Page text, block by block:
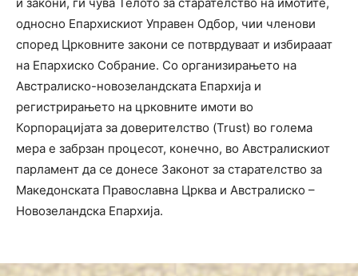
односно Епархискиот Управен Одбор, чии членови
според Црковните закони се потврдуваат и избирааат
на Епархиско Собрание. Со организирањето на
Австралиско-новозеландската Епархија и
регистрирањето на црковните имоти во
Корпорацијата за доверителство (Trust) во голема
мера е забрзан процесот, конечно, во Австралискиот
парламент да се донесе Законот за старателство за
Македонската Православна Црква и Австралиско –
Новозеландска Епархија.